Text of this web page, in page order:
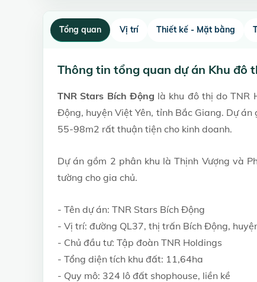
Tổng quan Vị trí Thiết kế - Mặt bằng
Thông tin tổng quan dự án Khu đô
TNR Stars Bích Động là khu đô thị do TNR
Động, huyện Việt Yên, tỉnh Bắc Giang. Dự
55-98m2 rất thuận tiện cho kinh doanh.
Dự án gồm 2 phân khu là Thịnh Vượng và
tường cho gia chủ.
- Tên dự án: TNR Stars Bích Động
- Vị trí: đường QL37, thị trấn Bích Động,
- Chủ đầu tư: Tập đoàn TNR Holdings
- Tổng diện tích khu đất: 11,64ha
- Quy mô: 324 lô đất shophouse, liền kề